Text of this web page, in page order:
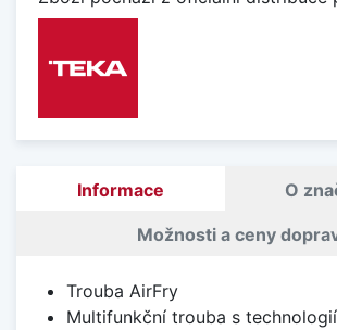
Informace O
Možnosti a ceny
Trouba AirFry
Multifunkční trouba s technologií